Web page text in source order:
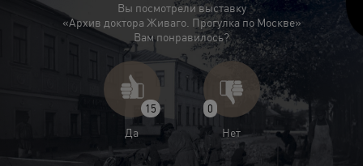
Вы посмотрели выставку
«Архив доктора Живаго. Прогулка по Москве»
Вам понравилось?
15
Да
0
Нет